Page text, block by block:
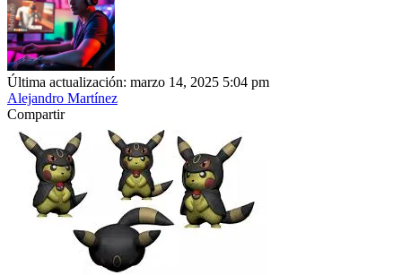
Última actualización: marzo 14, 2025 5:04 pm
Alejandro Martínez
Compartir